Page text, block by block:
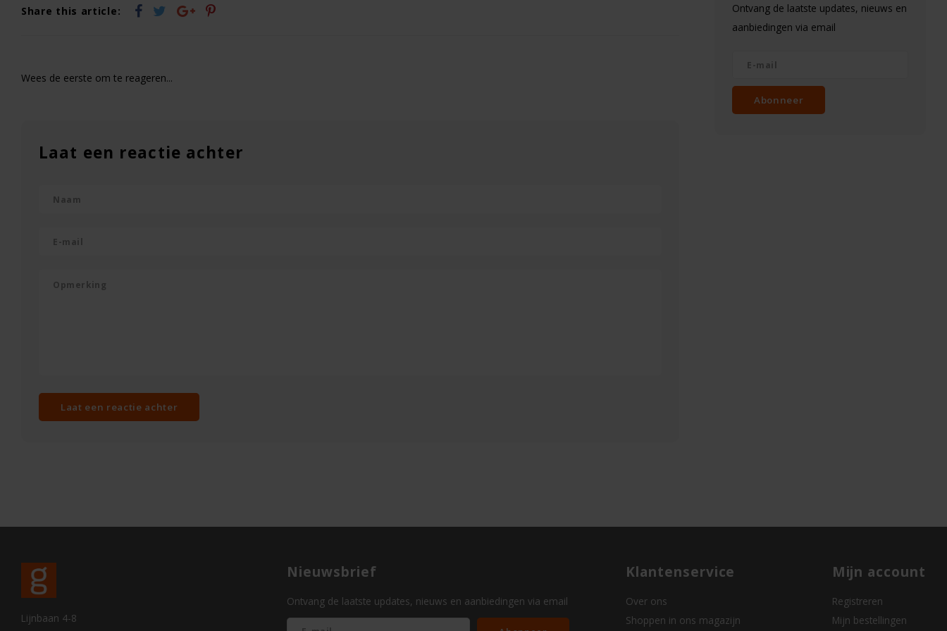
Share this article:
Wees de eerste om te reageren...
Laat een reactie achter
Laat een reactie achter
Ontvang de laatste updates, nieuws en
aanbiedingen via email
Abonneer
Lijnbaan 4-8
Nieuwsbrief
Ontvang de laatste updates, nieuws en aanbiedingen via email
Klantenservice
Over ons
Shoppen in ons magazijn
Mijn account
Registreren
Mijn bestellingen